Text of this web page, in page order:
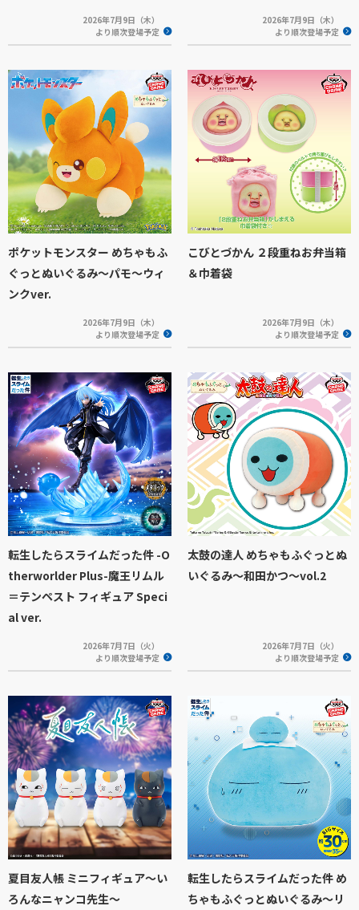
2026年7月9日（木）
より順次登場予定
2026年7月9日（木）
より順次登場予定
ポケットモンスター めちゃもふ
ぐっとぬいぐるみ～パモ～ウィ
ンクver.
2026年7月9日（木）
より順次登場予定
こびとづかん ２段重ねお弁当箱
＆巾着袋
2026年7月9日（木）
より順次登場予定
転生したらスライムだった件 -O
therworlder Plus-魔王リムル
＝テンペスト フィギュア Speci
al ver.
2026年7月7日（火）
より順次登場予定
太鼓の達人 めちゃもふぐっとぬ
いぐるみ～和田かつ～vol.2
2026年7月7日（火）
より順次登場予定
夏目友人帳 ミニフィギュア～い
ろんなニャンコ先生～
転生したらスライムだった件 め
ちゃもふぐっとぬいぐるみ～リ